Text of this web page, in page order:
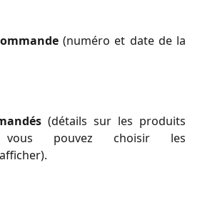
(numéro et date de la
(détails sur les produits
vous pouvez choisir les